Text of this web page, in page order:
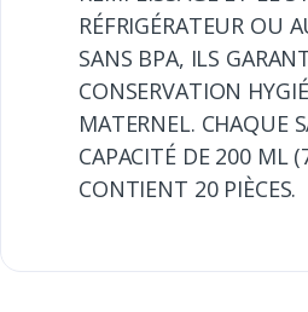
RÉFRIGÉRATEUR OU
SANS BPA, ILS
CONSERVATION
MATERNEL. CHAQUE
CAPACITÉ DE 200 ML
CONTIENT 20 PIÈCES.